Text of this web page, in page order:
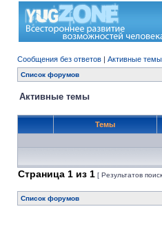
Сообщения без ответов | Активные темы
Список форумов
Активные темы
Темы
Страница 1 из 1 [ Результатов
Список форумов